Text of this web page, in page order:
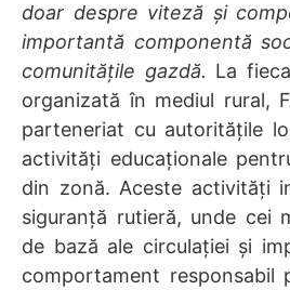
doar despre viteză și
importantă componentă
comunitățile gazdă. La
organizată în mediul rural,
parteneriat cu autoritățile
activități educaționale
din zonă. Aceste activități
siguranță rutieră, unde cei
de bază ale circulației și
comportament responsabil